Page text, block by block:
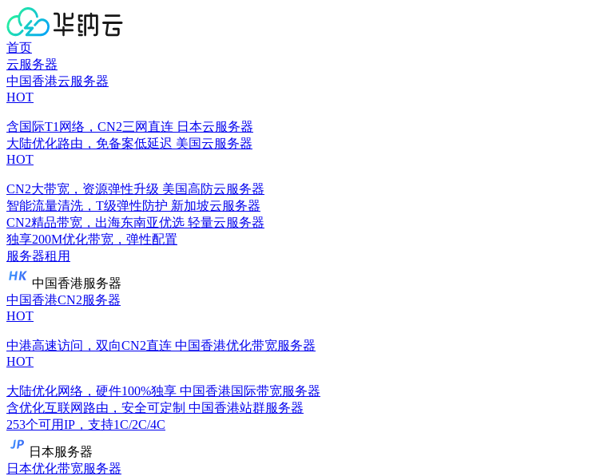
首页
云服务器
中国香港云服务器
HOT
含国际T1网络，CN2三网直连 日本云服务器
大陆优化路由，免备案低延迟 美国云服务器
HOT
CN2大带宽，资源弹性升级 美国高防云服务器
智能流量清洗，T级弹性防护 新加坡云服务器
CN2精品带宽，出海东南亚优选 轻量云服务器
独享200M优化带宽，弹性配置
服务器租用
中国香港服务器
中国香港CN2服务器
HOT
中港高速访问，双向CN2直连 中国香港优化带宽服务器
HOT
大陆优化网络，硬件100%独享 中国香港国际带宽服务器
含优化互联网路由，安全可定制 中国香港站群服务器
253个可用IP，支持1C/2C/4C
日本服务器
日本优化带宽服务器